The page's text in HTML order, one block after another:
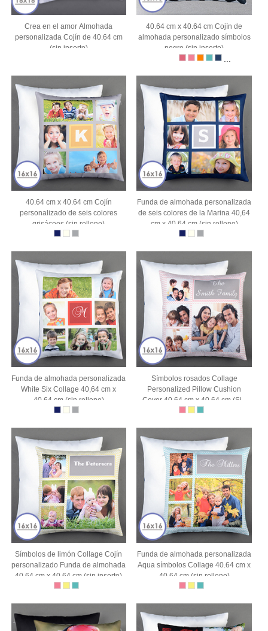
Crea en el amor Almohada
personalizada Cojín de 40.64 cm
(sin inserto)
40.64 cm x 40.64 cm Cojín de
almohada personalizado símbolos
negro (sin inserto)
40.64 cm x 40.64 cm Cojín
personalizado de seis colores
grisáceos (sin relleno)
Funda de almohada personalizada
de seis colores de la Marina 40,64
cm x 40,64 cm (sin relleno)
Funda de almohada personalizada
White Six Collage 40,64 cm x
40,64 cm (sin relleno)
Símbolos rosados Collage
Personalized Pillow Cushion
Cover 40.64 cm x 40.64 cm (Sin
Símbolos de limón Collage Cojín
personalizado Funda de almohada
40.64 cm x 40.64 cm (sin inserto)
Funda de almohada personalizada
Aqua símbolos Collage 40.64 cm x
40.64 cm (sin relleno)